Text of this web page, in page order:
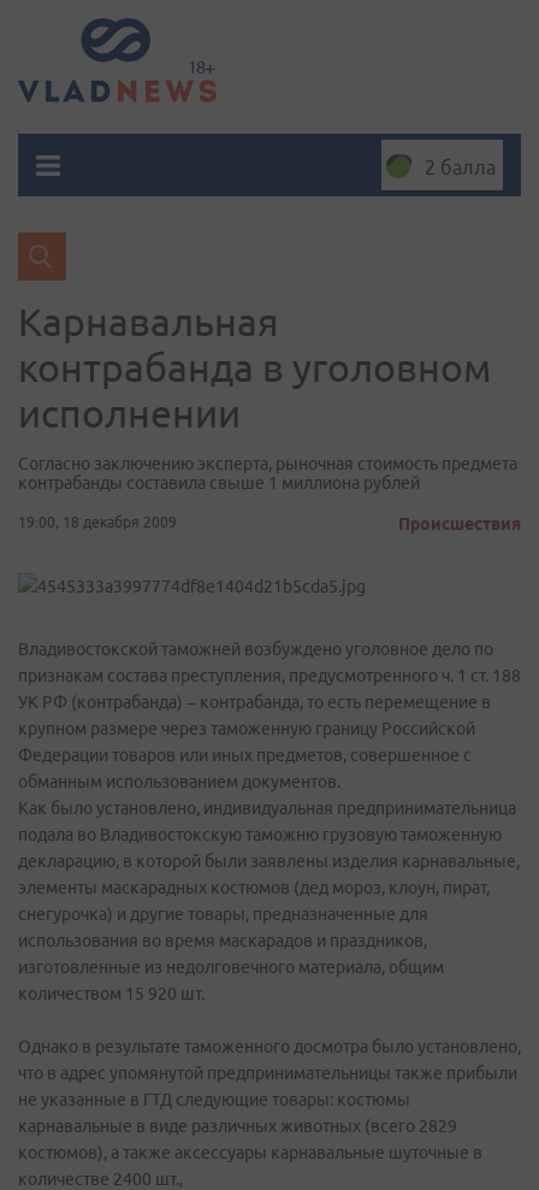
2 балла
Карнавальная
контрабанда в уголовном
исполнении
Согласно заключению эксперта, рыночная стоимость предмета
контрабанды составила свыше 1 миллиона рублей
19:00, 18 декабря 2009 Происшествия
Владивостокской таможней возбуждено уголовное дело по
признакам состава преступления, предусмотренного ч. 1 ст. 188
УК РФ (контрабанда) – контрабанда, то есть перемещение в
крупном размере через таможенную границу Российской
Федерации товаров или иных предметов, совершенное с
обманным использованием документов.
Как было установлено, индивидуальная предпринимательница
подала во Владивостокскую таможню грузовую таможенную
декларацию, в которой были заявлены изделия карнавальные,
элементы маскарадных костюмов (дед мороз, клоун, пират,
снегурочка) и другие товары, предназначенные для
использования во время маскарадов и праздников,
изготовленные из недолговечного материала, общим
количеством 15 920 шт.
Однако в результате таможенного досмотра было установлено,
что в адрес упомянутой предпринимательницы также прибыли
не указанные в ГТД следующие товары: костюмы
карнавальные в виде различных животных (всего 2829
костюмов), а также аксессуары карнавальные шуточные в
количестве 2400 шт.,